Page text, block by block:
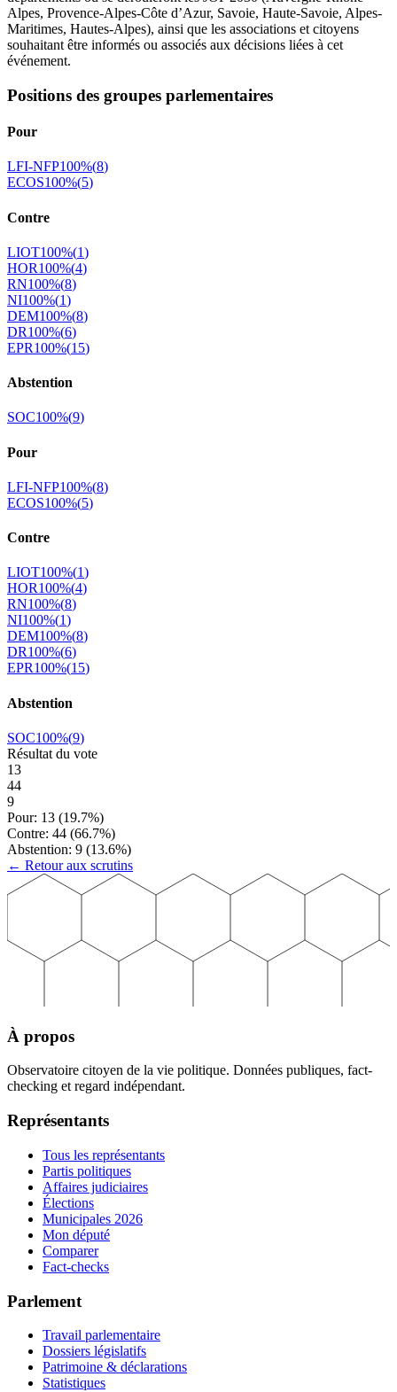
Alpes, Provence-Alpes-Côte d’Azur, Savoie, Haute-Savoie, Alpes-
Maritimes, Hautes-Alpes), ainsi que les associations et citoyens
souhaitant être informés ou associés aux décisions liées à cet
événement.
Positions des groupes parlementaires
Pour
LFI-NFP100%(8)
ECOS100%(5)
Contre
LIOT100%(1)
HOR100%(4)
RN100%(8)
NI100%(1)
DEM100%(8)
DR100%(6)
EPR100%(15)
Abstention
SOC100%(9)
Pour
LFI-NFP100%(8)
ECOS100%(5)
Contre
LIOT100%(1)
HOR100%(4)
RN100%(8)
NI100%(1)
DEM100%(8)
DR100%(6)
EPR100%(15)
Abstention
SOC100%(9)
Résultat du vote
13
44
9
Pour: 13 (19.7%)
Contre: 44 (66.7%)
Abstention: 9 (13.6%)
← Retour aux scrutins
À propos
Observatoire citoyen de la vie politique. Données publiques, fact-
checking et regard indépendant.
Représentants
Tous les représentants
Partis politiques
Affaires judiciaires
Élections
Municipales 2026
Mon député
Comparer
Fact-checks
Parlement
Travail parlementaire
Dossiers législatifs
Patrimoine & déclarations
Statistiques